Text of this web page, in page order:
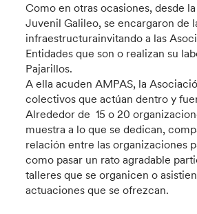
Como en otras ocasiones, desde
Juvenil Galileo, se encargaron de
infraestructurainvitando a las
Entidades que son o realizan su
Pajarillos.
A ella acuden AMPAS, la
colectivos que actúan dentro y
Alrededor de 15 o 20
muestra a lo que se dedican,
relación entre las organizaciones
como pasar un rato agradable
talleres que se organicen o
actuaciones que se ofrezcan.